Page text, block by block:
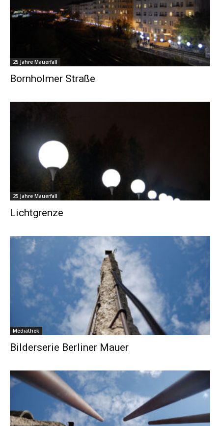
25 Jahre Mauerfall
Bornholmer Straße
25 Jahre Mauerfall
Lichtgrenze
Mediathek
Bilderserie Berliner Mauer